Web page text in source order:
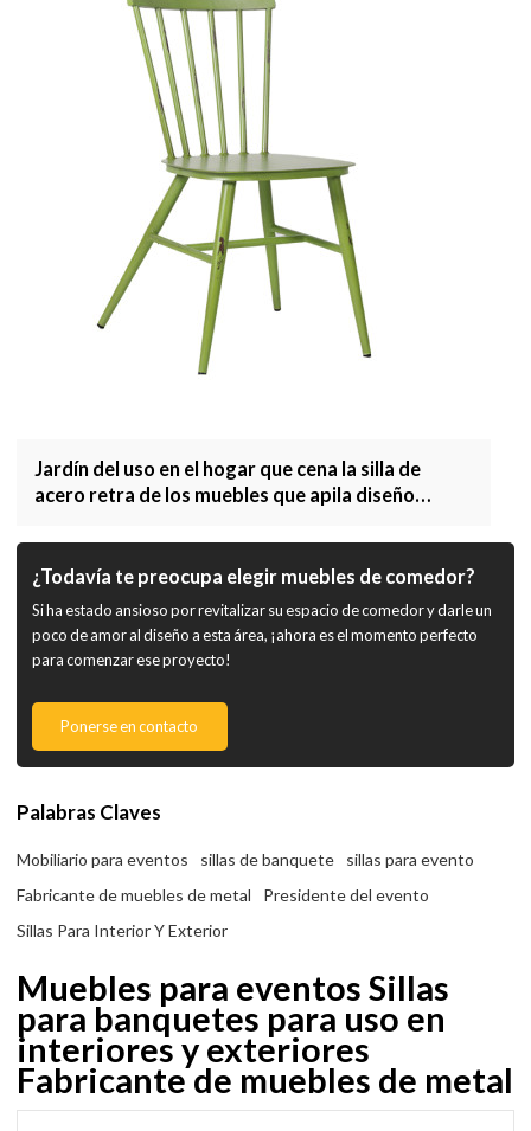
Jardín del uso en el hogar que cena la silla de
acero retra de los muebles que apila diseño
¿Todavía te preocupa elegir muebles de comedor?
Si ha estado ansioso por revitalizar su espacio de comedor y darle un
poco de amor al diseño a esta área, ¡ahora es el momento perfecto
para comenzar ese proyecto!
Ponerse en contacto
Palabras Claves
Mobiliario para eventos sillas de banquete
sillas para evento
Fabricante de muebles de metal
Presidente del evento
Sillas Para Interior Y Exterior
Muebles para eventos Sillas
para banquetes para uso en
interiores y exteriores
Fabricante de muebles de metal